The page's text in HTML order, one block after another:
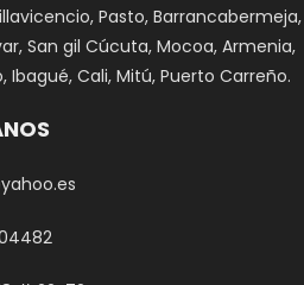
Pasto, Barrancabermeja,
San gil Cúcuta, Mocoa, Armenia,
Ibagué, Cali, Mitú, Puerto Carreño.